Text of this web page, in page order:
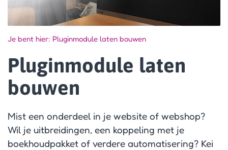
Je bent hier: Pluginmodule laten bouwen
Pluginmodule laten
bouwen
Mist een onderdeel in je website of webshop?
Wil je uitbreidingen, een koppeling met je
boekhoudpakket of verdere automatisering? Kei
Email